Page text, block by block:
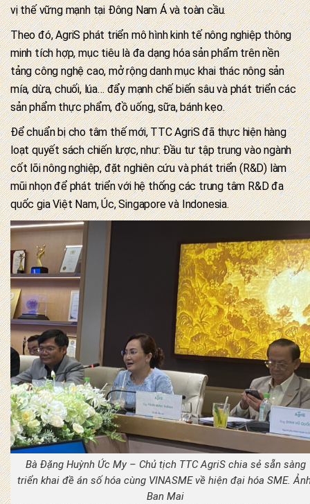
vị thế vững mạnh tại Đông Nam Á và toàn cầu.
Theo đó, AgriS phát triển mô hình kinh tế nông nghiệp thông
minh tích hợp, mục tiêu là đa dạng hóa sản phẩm trên nền
tảng công nghệ cao, mở rộng danh mục khai thác nông sản
mía, dừa, chuối, lúa… đẩy mạnh chế biến sâu và phát triển các
sản phẩm thực phẩm, đồ uống, sữa, bánh kẹo.
Để chuẩn bị cho tâm thế mới, TTC AgriS đã thực hiện hàng
loạt quyết sách chiến lược, như: Đầu tư tập trung vào ngành
cốt lõi nông nghiệp, đặt nghiên cứu và phát triển (R&D) làm
mũi nhọn để phát triển với hệ thống các trung tâm R&D đa
quốc gia Việt Nam, Úc, Singapore và Indonesia.
Bà Đặng Huỳnh Ức My – Chủ tịch TTC AgriS chia sẻ sẵn sàng
triển khai đề án số hóa cùng VINASME về hiện đại hóa SME.
Ban Mai